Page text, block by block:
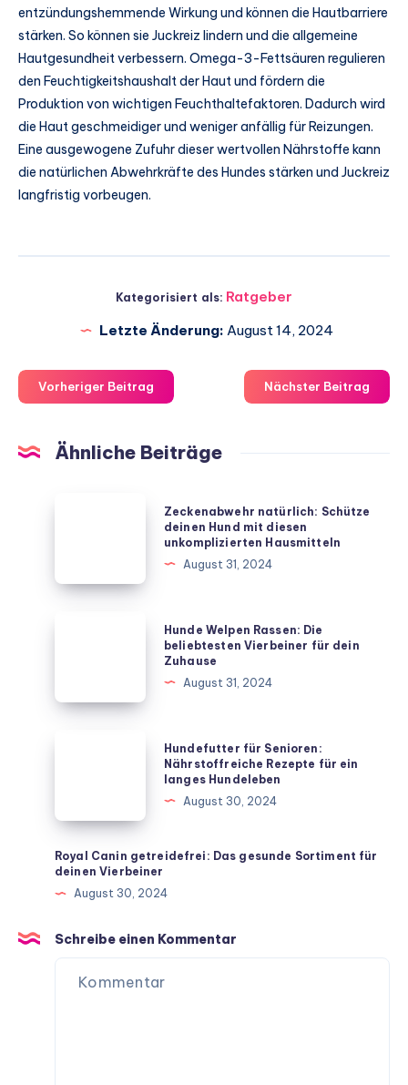
entzündungshemmende Wirkung und können die Hautbarriere
stärken. So können sie Juckreiz lindern und die allgemeine
Hautgesundheit verbessern. Omega-3-Fettsäuren regulieren
den Feuchtigkeitshaushalt der Haut und fördern die
Produktion von wichtigen Feuchthaltefaktoren. Dadurch wird
die Haut geschmeidiger und weniger anfällig für Reizungen.
Eine ausgewogene Zufuhr dieser wertvollen Nährstoffe kann
die natürlichen Abwehrkräfte des Hundes stärken und Juckreiz
langfristig vorbeugen.
Kategorisiert als: Ratgeber
Letzte Änderung: August 14, 2024
Vorheriger Beitrag Nächster Beitrag
Ähnliche Beiträge
Hund
Zeckenabwehr natürlich: Schütze
deinen Hund mit diesen
unkomplizierten Hausmitteln
August 31, 2024
beliebtesten
Hunde Welpen Rassen: Die
beliebtesten Vierbeiner für dein
Zuhause
August 31, 2024
Rezepte
für
ein
langes
Hundefutter für Senioren:
Nährstoffreiche Rezepte für ein
langes Hundeleben
August 30, 2024
Royal Canin getreidefrei: Das gesunde Sortiment für
deinen Vierbeiner
August 30, 2024
Schreibe einen Kommentar